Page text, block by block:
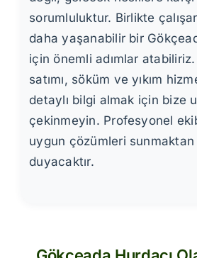
sorumluluktur. Birlikte
daha yaşanabilir bir
için önemli adımlar
satımı, söküm ve yıkım
detaylı bilgi almak için bize
çekinmeyin. Profesyonel
uygun çözümleri
duyacaktır.